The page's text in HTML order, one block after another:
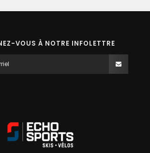
VOUS À NOTRE INFOLETTRE